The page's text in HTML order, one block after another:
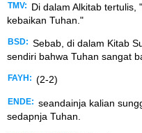
TMV:
Di dalam Alkitab tertulis,
kebaikan Tuhan."
BSD: Sebab, di dalam Kitab
sendiri bahwa Tuhan sangat
FAYH: (2-2)
ENDE: seandainja kalian
sedapnja Tuhan.